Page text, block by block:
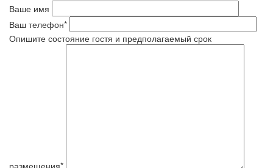
Ваше имя
Ваш телефон*
Опишите состояние гостя и предполагаемый срок